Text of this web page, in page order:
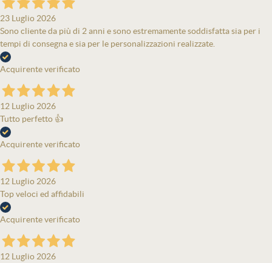
23 Luglio 2026
Sono cliente da più di 2 anni e sono estremamente soddisfatta sia per i
tempi di consegna e sia per le personalizzazioni realizzate.
Acquirente verificato
12 Luglio 2026
Tutto perfetto 👍
Acquirente verificato
12 Luglio 2026
Top veloci ed affidabili
Acquirente verificato
12 Luglio 2026